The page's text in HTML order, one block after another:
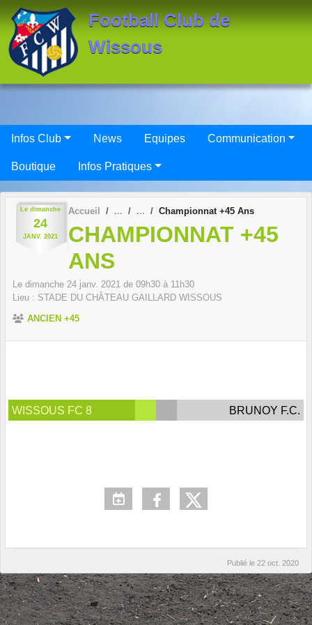
Football Club de
Wissous
Infos Club News Equipes Communication
Boutique Infos Pratiques
Le dimanche
24
JANV. 2021
Accueil Championnat +45 Ans
CHAMPIONNAT +45
ANS
Le dimanche 24 janv. 2021 de 09h30 à 11h30
Lieu : STADE DU CHÂTEAU GAILLARD WISSOUS
ANCIEN +45
WISSOUS FC 8 BRUNOY F.C.
Publié le 22 oct. 2020
Panneau de gestion des cookies